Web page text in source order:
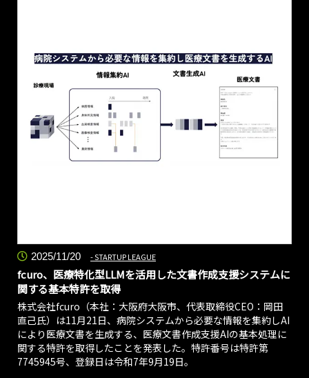
2025/11/20 STARTUP LEAGUE
fcuro、医療特化型LLMを活用した文書作成支援システムに
関する基本特許を取得
株式会社fcuro（本社：大阪府大阪市、代表取締役CEO：岡田
直己氏）は11月21日、病院システムから必要な情報を集約しAI
により医療文書を生成する、医療文書作成支援AIの基本処理に
関する特許を取得したことを発表した。特許番号は特許第
7745945号、登録日は令和7年9月19日。